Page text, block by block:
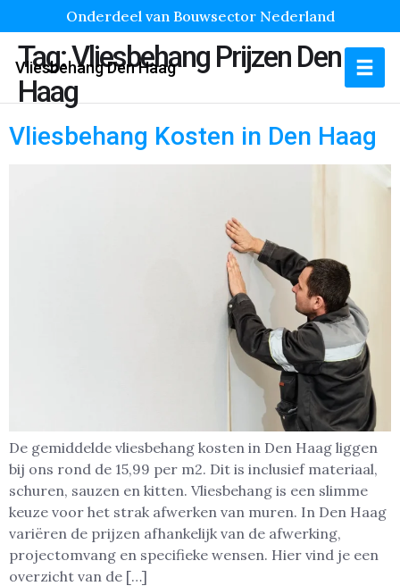
Onderdeel van Bouwsector Nederland
Vliesbehang Den Haag
Tag:Vliesbehang Prijzen Den
Haag
Vliesbehang Kosten in Den Haag
De gemiddelde vliesbehang kosten in Den Haag liggen
bij ons rond de 15,99 per m2. Dit is inclusief materiaal,
schuren, sauzen en kitten. Vliesbehang is een slimme
keuze voor het strak afwerken van muren. In Den Haag
variëren de prijzen afhankelijk van de afwerking,
projectomvang en specifieke wensen. Hier vind je een
overzicht van de […]